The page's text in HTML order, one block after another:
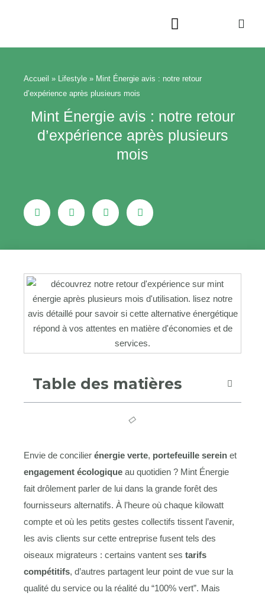
Accueil » Lifestyle » Mint Énergie avis : notre retour
d’expérience après plusieurs mois
Mint Énergie avis : notre retour
d’expérience après plusieurs
mois
Table des matières
Envie de concilier énergie verte, portefeuille serein et
engagement écologique au quotidien ? Mint Énergie
fait drôlement parler de lui dans la grande forêt des
fournisseurs alternatifs. À l’heure où chaque kilowatt
compte et où les petits gestes collectifs tissent l’avenir,
les avis clients sur cette entreprise fusent tels des
oiseaux migrateurs : certains vantent ses tarifs
compétitifs, d’autres partagent leur point de vue sur la
qualité du service ou la réalité du “100% vert”. Mais